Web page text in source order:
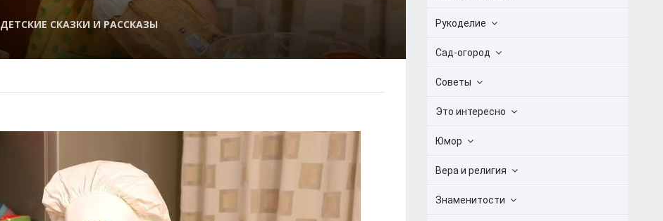
ДЕТСКИЕ СКАЗКИ И РАССКАЗЫ Рукоделие
Сад-огород
Советы
Это интересно
Юмор
Вера и религия
Знаменитости